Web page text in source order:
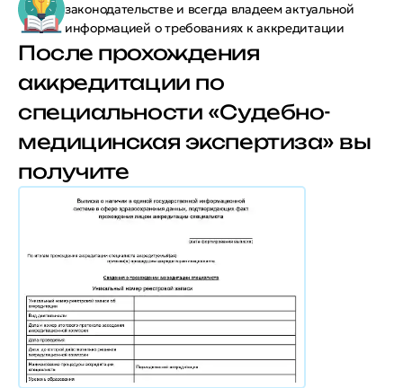
законодательстве и всегда владеем актуальной
информацией о требованиях к аккредитации
После прохождения
аккредитации по
специальности «Судебно-
медицинская экспертиза» вы
получите